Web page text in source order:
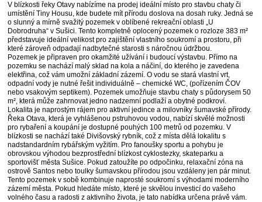
V blízkosti řeky Otavy nabízíme na prodej ideální místo pro stavbu chaty či
umístění Tiny Housu, kde budete mít přírodu doslova na dosah ruky. Jedná se
o slunný a mírně svažitý pozemek v oblíbené rekreační oblasti „U
Dobrodruha“ v Sušici. Tento kompletně oplocený pozemek o rozloze 383 m²
představuje ideální velikost pro zajištění vlastního soukromí a prostoru, při
které zároveň odpadají nadbytečné starosti s náročnou údržbou.
Pozemek je připraven pro okamžité užívání i budoucí výstavbu. Přímo na
pozemku se nachází malý sklad na kola a náčiní, do kterého je zavedena
elektřina, což vám umožní základní zázemí. O vodu se stará vlastní vrt,
odpadní vody je nutné řešit individuálně – chemické WC, (pořízením ČOV
nebo vsakovým septikem). Pozemek umožňuje stavbu chaty s půdorysem 50
m², která může zahrnovat jedno nadzemní podlaží a obytné podkroví.
Lokalita je naprostým rájem pro aktivní jedince a milovníky šumavské přírody.
Řeka Otava, která je vyhlášenou pstruhovou vodou, nabízí skvělé možnosti
pro rybaření a koupání je dostupné pouhých 100 metrů od pozemku. V
blízkosti se nachází také Divišovský rybník, což z místa dělá lokalitu s
nadstandardním rybářským vyžitím. Pro fanoušky sportu a pohybu je
obrovskou výhodou bezprostřední blízkost cyklostezky, skateparku a
sportovišť města Sušice. Pokud zatoužíte po odpočinku, relaxační zóna na
ostrově Santos nebo toulky šumavskou přírodou jsou vzdáleny jen pár minut.
Tento pozemek v sobě kombinuje naprosté soukromí s výhodami moderního
zázemí města. Pokud hledáte místo, které je skvělou investicí do vašeho
volného času a radosti z aktivního života, je tato nabídka určena právě vám.